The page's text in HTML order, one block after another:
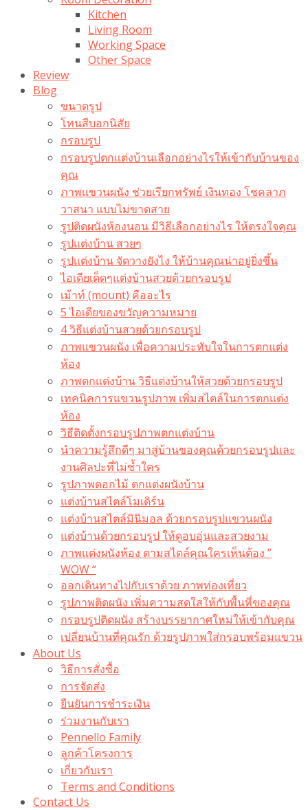
Kitchen
Living Room
Working Space
Other Space
Review
Blog
ขนาดรูป
โทนสีบอกนิสัย
กรอบรูป
กรอบรูปตกแต่งบ้านเลือกอย่างไรให้เข้ากับบ้านของ
คุณ
ภาพแขวนผนัง ช่วยเรียกทรัพย์ เงินทอง โชคลาภ
วาสนา แบบไม่ขาดสาย
รูปติดผนังห้องนอน มีวิธีเลือกอย่างไร ให้ตรงใจคุณ
รูปแต่งบ้าน สวยๆ
รูปแต่งบ้าน จัดวางยังไง ให้บ้านคุณน่าอยู่ยิ่งขึ้น
ไอเดียเด็ดๆแต่งบ้านสวยด้วยกรอบรูป
เม้าท์ (mount) คืออะไร​
5 ไอเดียของขวัญความหมาย
4 วิธีแต่งบ้านสวยด้วยกรอบรูป
ภาพแขวนผนัง เพื่อความประทับใจในการตกแต่ง
ห้อง
ภาพตกแต่งบ้าน วิธีแต่งบ้านให้สวยด้วยกรอบรูป
เทคนิคการแขวนรูปภาพ เพิ่มสไตล์ในการตกแต่ง
ห้อง
วิธีติดตั้งกรอบรูปภาพตกแต่งบ้าน
นำความรู้สึกดีๆ มาสู่บ้านของคุณด้วยกรอบรูปและ
งานศิลปะที่ไม่ซ้ำใคร
รูปภาพดอกไม้ ตกแต่งผนังบ้าน
แต่งบ้านสไตล์โมเดิร์น
แต่งบ้านสไตล์มินิมอล ด้วยกรอบรูปแขวนผนัง
แต่งบ้านด้วยกรอบรูป ให้ดูอบอุ่นและสวยงาม
ภาพแต่งผนังห้อง ตามสไตล์คุณใครเห็นต้อง ”
WOW “
ออกเดินทางไปกับเราด้วย ภาพท่องเที่ยว
รูปภาพติดผนัง เพิ่มความสดใสให้กับพื้นที่ของคุณ
กรอบรูปติดผนัง สร้างบรรยากาศใหม่ให้เข้ากับคุณ
เปลี่ยนบ้านที่คุณรัก ด้วยรูปภาพใส่กรอบพร้อมแขวน​
About Us
วิธีการสั่งซื้อ
การจัดส่ง
ยืนยันการชำระเงิน
ร่วมงานกับเรา
Pennello Family
ลูกค้าโครงการ
เกี่ยวกับเรา
Terms and Conditions
Contact Us